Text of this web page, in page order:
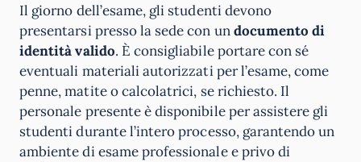
Il giorno dell’esame, gli studenti devono
presentarsi presso la sede con undocumento di
identità valido. È consigliabile portare con sé
eventuali materiali autorizzati per l’esame, come
penne, matite o calcolatrici, se richiesto. Il
personale presente è disponibile per assistere gli
studenti durante l’intero processo, garantendo un
ambiente di esame professionale e privo di